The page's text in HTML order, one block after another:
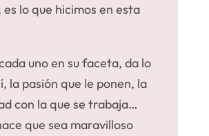
lo que hicimos en esta
uno en su faceta, da lo
la pasión que le ponen, la
con la que se trabaja…
que sea maravilloso